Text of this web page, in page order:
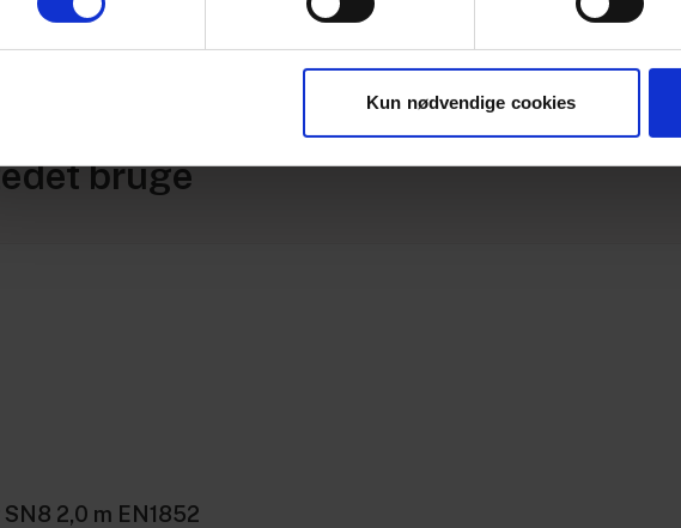
Kun nødvendige cookies
bruge
2,0 m EN1852